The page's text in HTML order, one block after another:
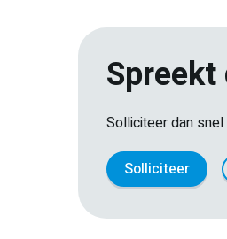
Spreekt
Solliciteer dan
Solliciteer